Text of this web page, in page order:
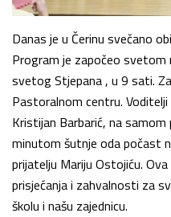
Danas je u Čerinu svečano
Program je započeo svetom
svetog Stjepana , u 9 sati.
Pastoralnom centru.
Kristijan Barbarić, na
minutom šutnje oda počast
prijatelju Mariju Ostojiću.
prisjećanja i zahvalnosti za
školu i našu zajednicu.